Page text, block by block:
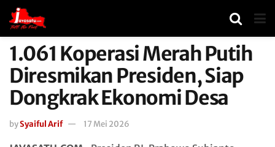
1.061 Koperasi Merah Putih
Diresmikan Presiden, Siap
Dongkrak Ekonomi Desa
bySyaiful Arif 17 Mei 2026